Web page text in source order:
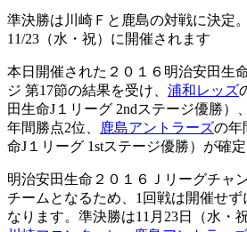
準決勝は川崎Ｆと鹿島の対戦に決定
11/23（水・祝）に開催されます
本日開催された２０１６明治安田生
ジ 第17節の結果を受け、 浦和レッズ
田生命J１リーグ 2ndステージ優勝）、
年間勝点2位、
鹿島アントラーズの年
命J１リーグ 1stステージ優勝）が確定
明治安田生命２０１６Ｊリーグチャ
チームとなるため、1回戦は開催せず
なります。準決勝は11月23日（水・